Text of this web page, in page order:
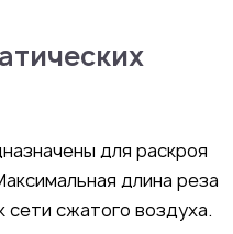
для раскроя
длина реза
сети сжатого воздуха.